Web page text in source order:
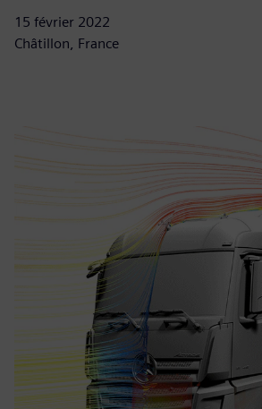
15 février 2022
Châtillon, France